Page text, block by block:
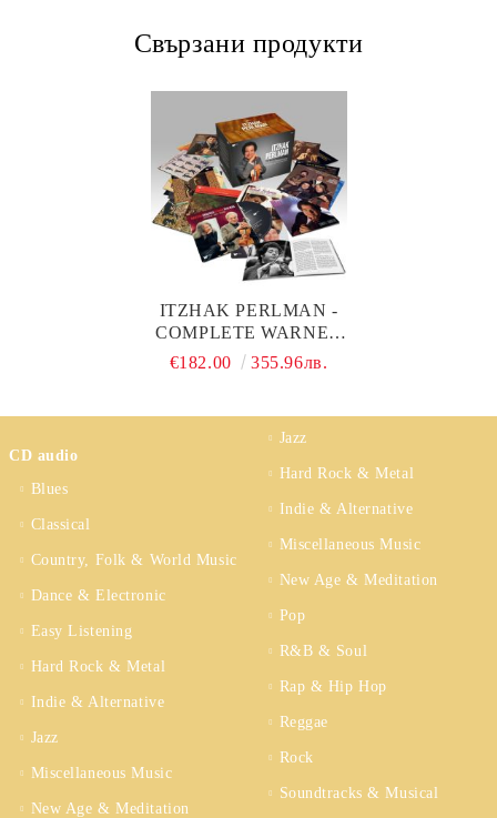
Свързани продукти
ITZHAK PERLMAN -
COMPLETE WARNER
CLASSICS RECORDINGS
€182.00 355.96лв.
CD audio
Blues
Classical
Country, Folk & World Music
Dance & Electronic
Easy Listening
Hard Rock & Metal
Indie & Alternative
Jazz
Miscellaneous Music
New Age & Meditation
Jazz
Hard Rock & Metal
Indie & Alternative
Miscellaneous Music
New Age & Meditation
Pop
R&B & Soul
Rap & Hip Hop
Reggae
Rock
Soundtracks & Musical